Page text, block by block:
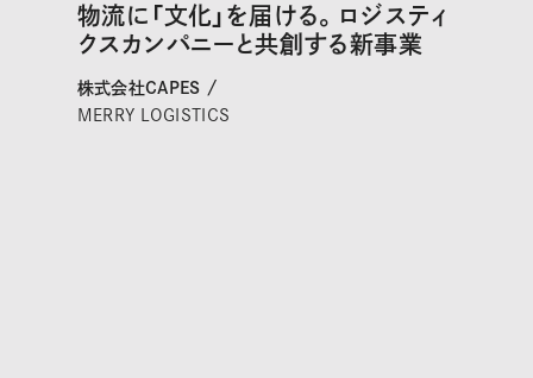
物流に「文化」を届ける。ロジスティ
クスカンパニーと共創する新事業
株式会社CAPES /
MERRY LOGISTICS